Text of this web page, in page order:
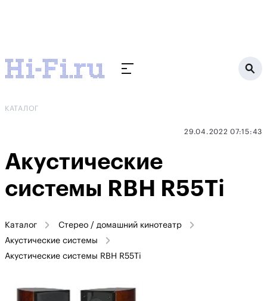
КАТАЛОГ
29.04.2022 07:15:43
Акустические
системы RBH R55Ti
Каталог
Стерео / домашний кинотеатр
Акустические системы
Акустические системы RBH R55Ti